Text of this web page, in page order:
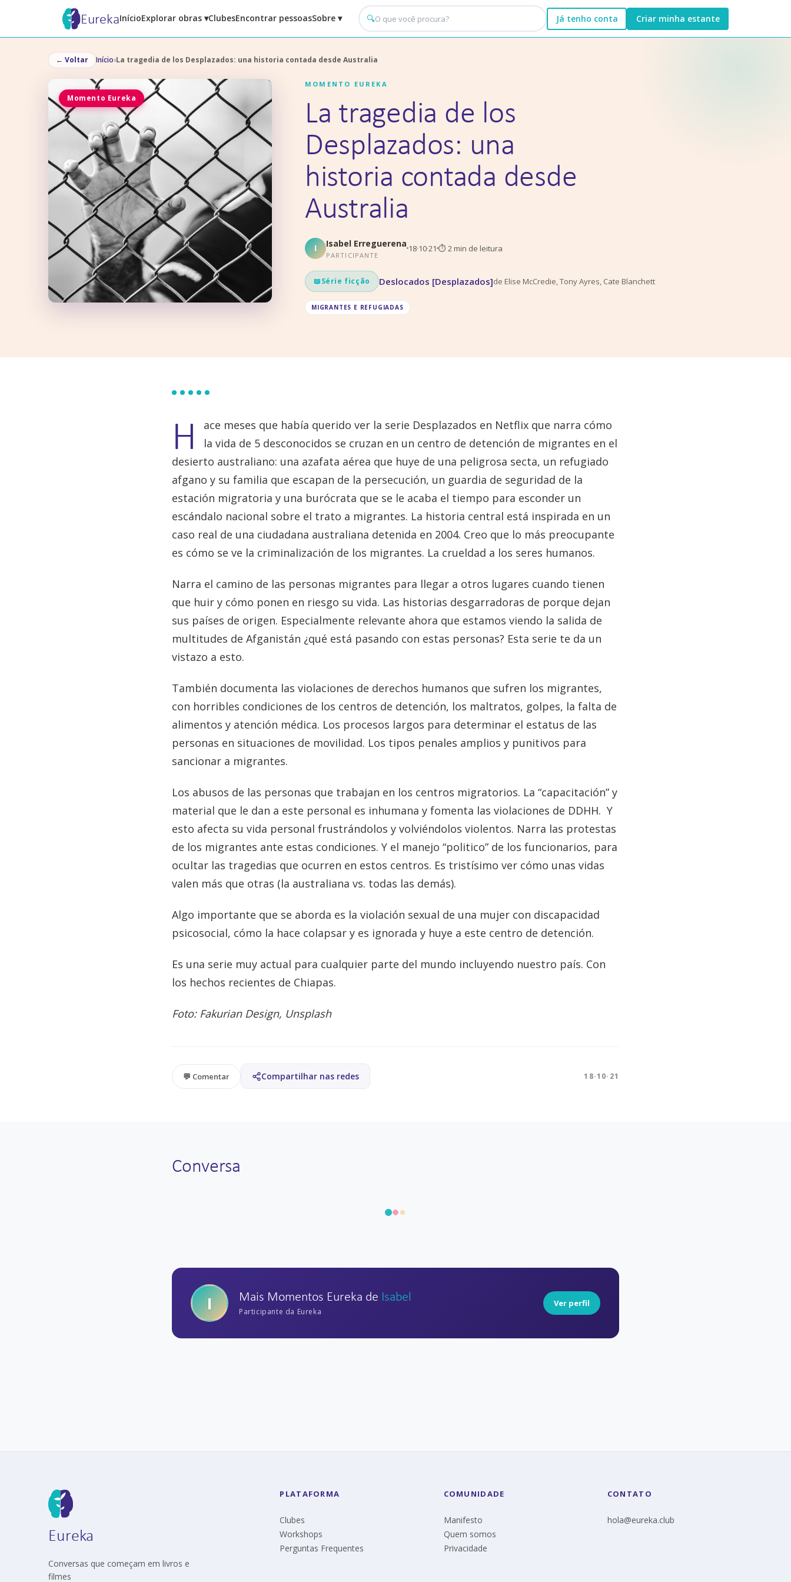
EurekaInícioExplorar obras ▾ClubesEncontrar pessoasSobre ▾ 🔍 Já tenho conta Criar minha estante
← Voltar Início›La tragedia de los Desplazados: una historia contada desde Australia
Momento Eureka
MOMENTO EUREKA
La tragedia de los
Desplazados: una
historia contada desde
Australia
I Isabel Erreguerena
PARTICIPANTE
18·10·21 ⏱ 2 min de leitura
📖Série ficção Deslocados [Desplazados]de Elise McCredie, Tony Ayres, Cate Blanchett
MIGRANTES E REFUGIADAS
H
ace meses que había querido ver la serie Desplazados en Netflix que narra cómo
la vida de 5 desconocidos se cruzan en un centro de detención de migrantes en el
desierto australiano: una azafata aérea que huye de una peligrosa secta, un refugiado
afgano y su familia que escapan de la persecución, un guardia de seguridad de la
estación migratoria y una burócrata que se le acaba el tiempo para esconder un
escándalo nacional sobre el trato a migrantes. La historia central está inspirada en un
caso real de una ciudadana australiana detenida en 2004. Creo que lo más preocupante
es cómo se ve la criminalización de los migrantes. La crueldad a los seres humanos.
Narra el camino de las personas migrantes para llegar a otros lugares cuando tienen
que huir y cómo ponen en riesgo su vida. Las historias desgarradoras de porque dejan
sus países de origen. Especialmente relevante ahora que estamos viendo la salida de
multitudes de Afganistán ¿qué está pasando con estas personas? Esta serie te da un
vistazo a esto.
También documenta las violaciones de derechos humanos que sufren los migrantes,
con horribles condiciones de los centros de detención, los maltratos, golpes, la falta de
alimentos y atención médica. Los procesos largos para determinar el estatus de las
personas en situaciones de movilidad. Los tipos penales amplios y punitivos para
sancionar a migrantes.
Los abusos de las personas que trabajan en los centros migratorios. La “capacitación” y
material que le dan a este personal es inhumana y fomenta las violaciones de DDHH. Y
esto afecta su vida personal frustrándolos y volviéndolos violentos. Narra las protestas
de los migrantes ante estas condiciones. Y el manejo “politico” de los funcionarios, para
ocultar las tragedias que ocurren en estos centros. Es tristísimo ver cómo unas vidas
valen más que otras (la australiana vs. todas las demás).
Algo importante que se aborda es la violación sexual de una mujer con discapacidad
psicosocial, cómo la hace colapsar y es ignorada y huye a este centro de detención.
Es una serie muy actual para cualquier parte del mundo incluyendo nuestro país. Con
los hechos recientes de Chiapas.
Foto: Fakurian Design, Unsplash
💬 Comentar Compartilhar nas redes 18·10·21
Conversa
I Mais Momentos Eureka de Isabel
Participante da Eureka
Ver perfil
Eureka
Conversas que começam em livros e
filmes
PLATAFORMA
Clubes
Workshops
Perguntas Frequentes
COMUNIDADE
Manifesto
Quem somos
Privacidade
CONTATO
hola@eureka.club